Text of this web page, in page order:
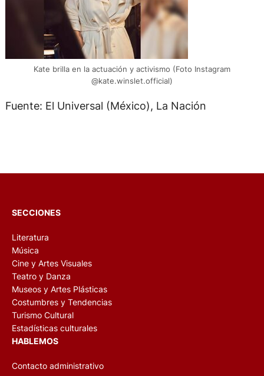
Kate brilla en la actuación y activismo (Foto Instagram
@kate.winslet.official)
Fuente: El Universal (México), La Nación
SECCIONES
Literatura
Música
Cine y Artes Visuales
Teatro y Danza
Museos y Artes Plásticas
Costumbres y Tendencias
Turismo Cultural
Estadísticas culturales
HABLEMOS
Contacto administrativo